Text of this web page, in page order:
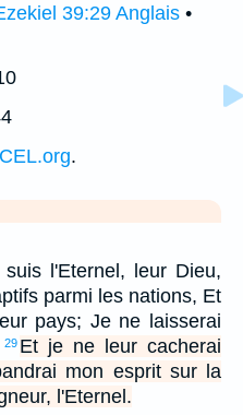
39:29 Anglais •
.
l'Eternel, leur Dieu,
parmi les nations, Et
pays; Je ne laisserai
29 Et je ne leur cacherai
mon esprit sur la
l'Eternel.